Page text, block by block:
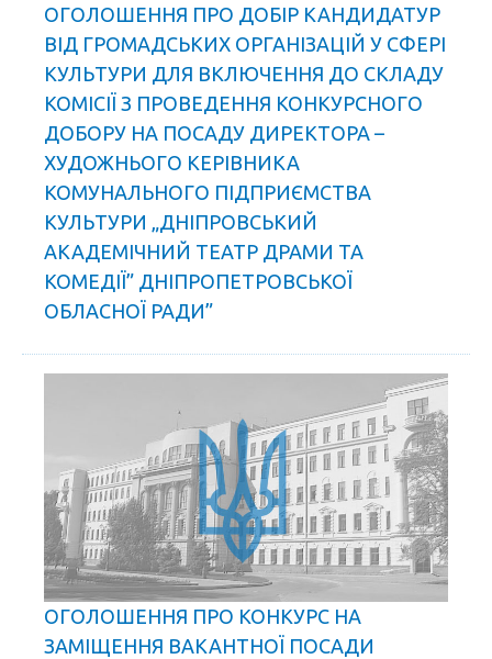
ОГОЛОШЕННЯ ПРО ДОБІР КАНДИДАТУР
ВІД ГРОМАДСЬКИХ ОРГАНІЗАЦІЙ У СФЕРІ
КУЛЬТУРИ ДЛЯ ВКЛЮЧЕННЯ ДО СКЛАДУ
КОМІСІЇ З ПРОВЕДЕННЯ КОНКУРСНОГО
ДОБОРУ НА ПОСАДУ ДИРЕКТОРА –
ХУДОЖНЬОГО КЕРІВНИКА
КОМУНАЛЬНОГО ПІДПРИЄМСТВА
КУЛЬТУРИ „ДНІПРОВСЬКИЙ
АКАДЕМІЧНИЙ ТЕАТР ДРАМИ ТА
КОМЕДІЇ” ДНІПРОПЕТРОВСЬКОЇ
ОБЛАСНОЇ РАДИ”
ОГОЛОШЕННЯ ПРО КОНКУРС НА
ЗАМІЩЕННЯ ВАКАНТНОЇ ПОСАДИ